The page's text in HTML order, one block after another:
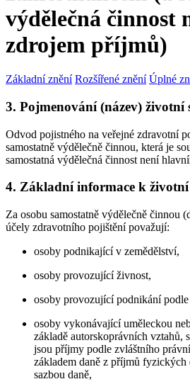
výdělečná činnost
zdrojem příjmů)
Základní znění Rozšířené znění Úplné
3. Pojmenování (název) životní
Odvod pojistného na veřejné zdravotní
samostatně výdělečně činnou, která je
samostatná výdělečná činnost není
4. Základní informace k
Za osobu samostatně výdělečně činnou
účely zdravotního pojištění považují:
osoby podnikající v zemědělství,
osoby provozující živnost,
osoby provozující podnikání
osoby vykonávající uměleckou
základě autorskoprávních vztahů,
jsou příjmy podle zvláštního
základem daně z příjmů fyzických
sazbou daně,